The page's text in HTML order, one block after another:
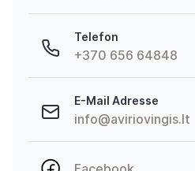
Telefon
+370 656 64848
E-Mail Adresse
info@aviriovingis.lt